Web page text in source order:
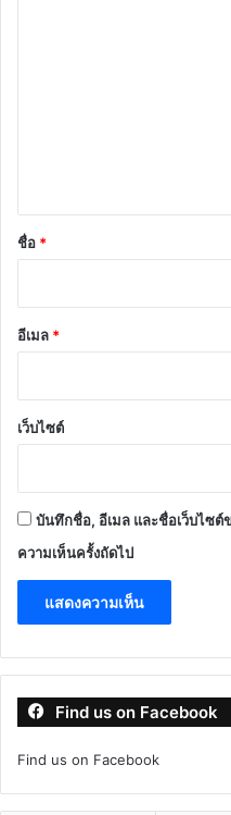
*
ชื่อ *
อีเมล *
เว็บไซต์
บันทึกชื่อ, อีเมล และชื่อเว็บไซต์
ความเห็นครั้งถัดไป
Find us on Facebook
Find us on Facebook